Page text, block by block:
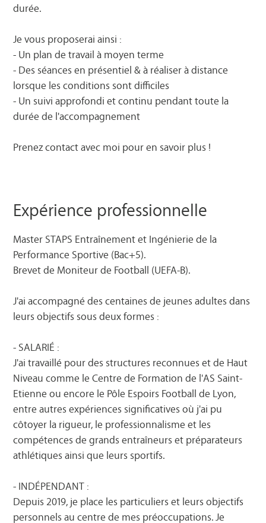
durée.
Je vous proposerai ainsi :
- Un plan de travail à moyen terme
- Des séances en présentiel & à réaliser à distance
lorsque les conditions sont difficiles
- Un suivi approfondi et continu pendant toute la
durée de l'accompagnement
Prenez contact avec moi pour en savoir plus !
Expérience professionnelle
Master STAPS Entraînement et Ingénierie de la
Performance Sportive (Bac+5).
Brevet de Moniteur de Football (UEFA-B).
J'ai accompagné des centaines de jeunes adultes dans
leurs objectifs sous deux formes :
- SALARIÉ :
J'ai travaillé pour des structures reconnues et de Haut
Niveau comme le Centre de Formation de l'AS Saint-
Etienne ou encore le Pôle Espoirs Football de Lyon,
entre autres expériences significatives où j'ai pu
côtoyer la rigueur, le professionnalisme et les
compétences de grands entraîneurs et préparateurs
athlétiques ainsi que leurs sportifs.
- INDÉPENDANT :
Depuis 2019, je place les particuliers et leurs objectifs
personnels au centre de mes préoccupations. Je